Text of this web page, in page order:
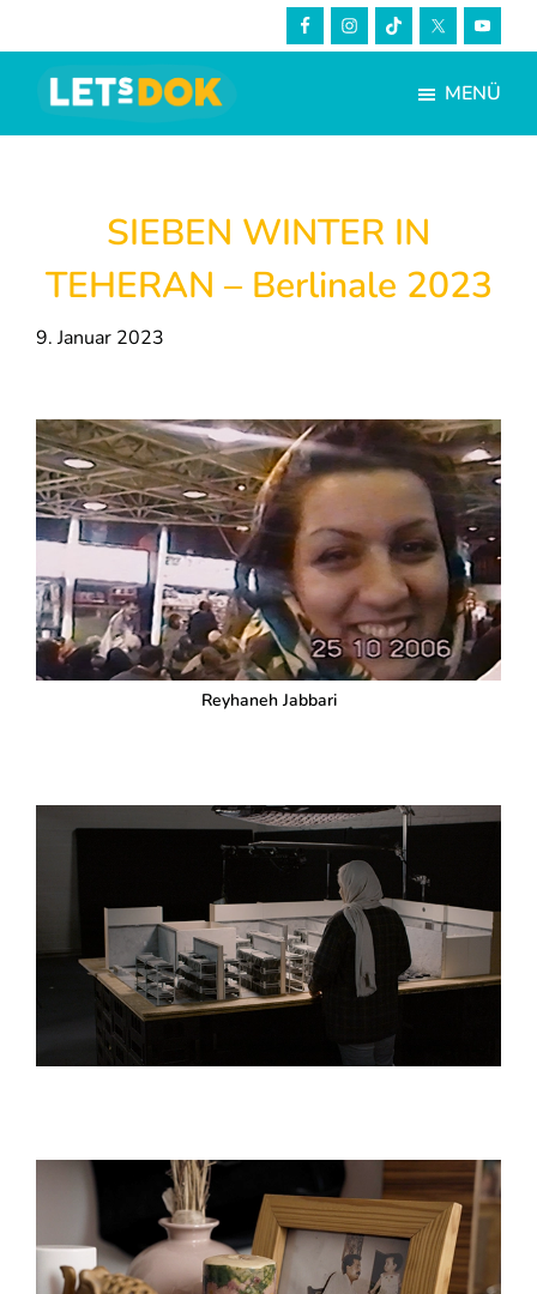
to
content
Fußzeile
springen
LETsDOK
Bundesweite
MENÜ
SIEBEN WINTER IN
TEHERAN – Berlinale 2023
9. Januar 2023
Reyhaneh Jabbari